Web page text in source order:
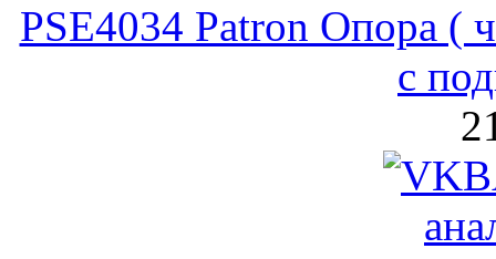
PSE4034 Patron Опора (
с